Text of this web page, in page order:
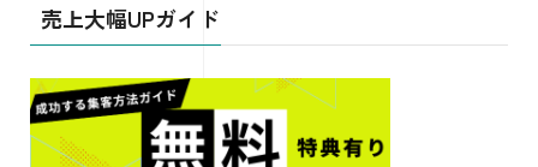
売上大幅UPガイド